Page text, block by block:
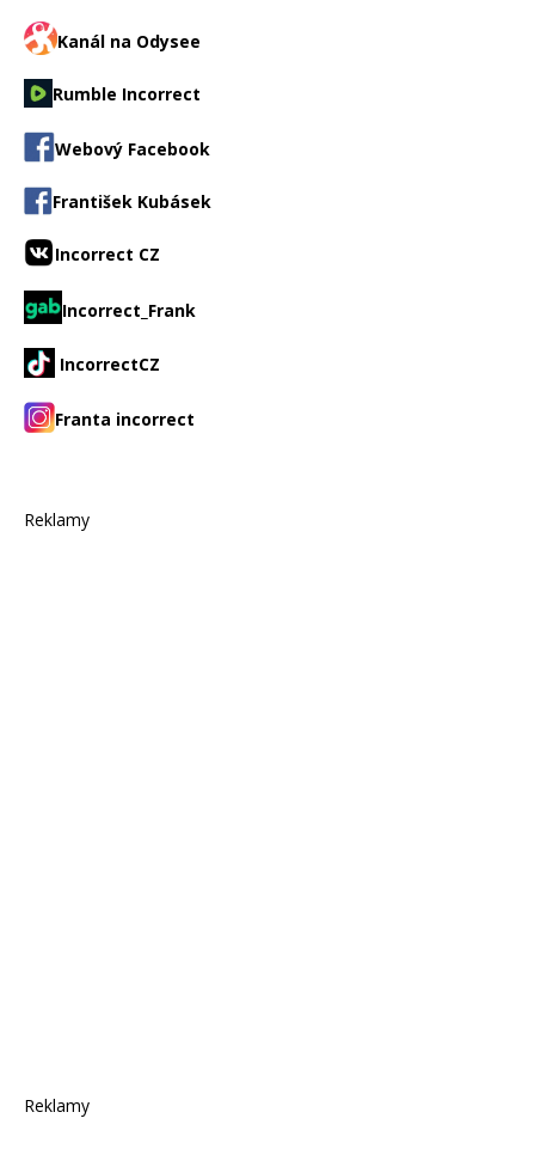
Kanál na Odysee
Rumble Incorrect
Webový Facebook
František Kubásek
Incorrect CZ
Incorrect_Frank
IncorrectCZ
Franta incorrect
Reklamy
Reklamy